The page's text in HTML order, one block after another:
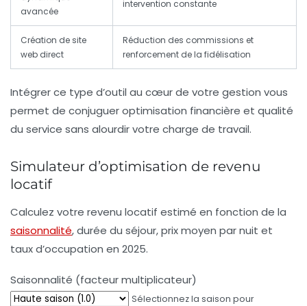
avancée
intervention constante
Création de site
web direct
Réduction des commissions et
renforcement de la fidélisation
Intégrer ce type d’outil au cœur de votre gestion vous
permet de conjuguer optimisation financière et qualité
du service sans alourdir votre charge de travail.
Simulateur d’optimisation de revenu
locatif
Calculez votre revenu locatif estimé en fonction de la
saisonnalité, durée du séjour, prix moyen par nuit et
taux d’occupation en 2025.
Saisonnalité (facteur multiplicateur)
Sélectionnez la saison pour